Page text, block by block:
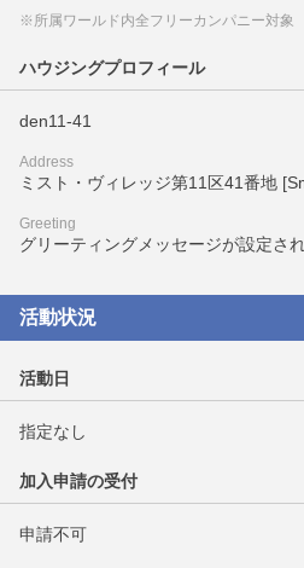
※所属ワールド内全フリーカンパニー対象
ハウジングプロフィール
den11-41
Address
ミスト・ヴィレッジ第11区41番地
Greeting
グリーティングメッセージが設定さ
活動状況
活動日
指定なし
加入申請の受付
申請不可